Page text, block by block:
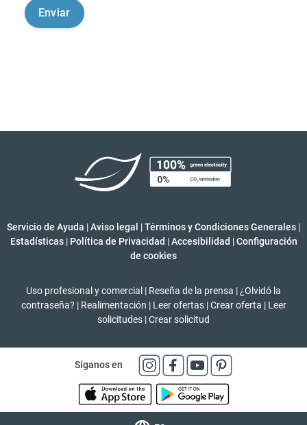
Servicio de Ayuda |Aviso legal |Términos y Condiciones Generales |
Estadísticas | Política de Privacidad | Accesibilidad | Configuración
de cookies
Uso profesional y comercial | Reseña de la prensa | ¿Olvidó la
contraseña? | Realimentación | Leer ofertas | Crear oferta | Leer
solicitudes |Crear solicitud
Síganos en